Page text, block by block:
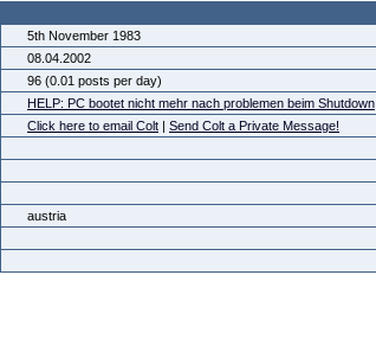
5th November 1983
08.04.2002
96 (0.01 posts per day)
HELP: PC bootet nicht mehr nach problemen beim Shutdown
Click here to email Colt | Send Colt a Private Message!
austria